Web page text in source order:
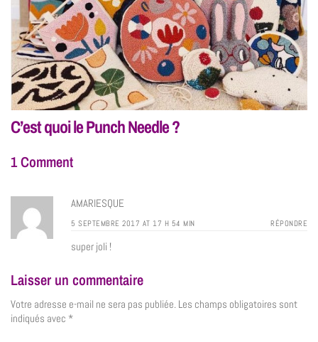
C’est quoi le Punch Needle ?
1 Comment
AMARIESQUE
5 SEPTEMBRE 2017 AT 17 H 54 MIN RÉPONDRE
super joli !
Laisser un commentaire
Votre adresse e-mail ne sera pas publiée. Les champs obligatoires sont
indiqués avec *